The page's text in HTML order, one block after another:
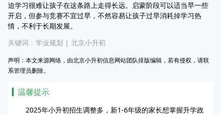
迫学习很难让孩子在这条路上走得长远。启蒙阶段可以适当早一些
开启，但参与竞赛不宜过早，不然容易让孩子过早消耗掉学习热
情，不利于长期发展。
关键词： 学业规划 | 北京小升初
声明：本文来源网络，由北京小升初信息网站团队排版编辑，若有侵权，请联
系管理员删除。
温馨提示
2025年小升初招生调整多，新1-6年级的家长想掌握升学政